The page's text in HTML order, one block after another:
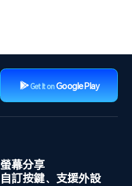
Get It onGoogle Play
螢幕分享
自訂按鍵、支援外設